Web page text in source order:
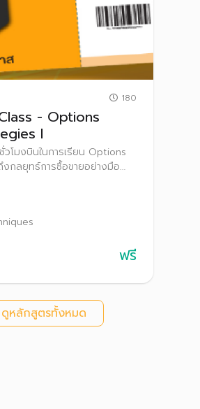
180
- Options
I
โมงบินในการเรียน Options
กลยุทธ์การซื้อขายอย่างมือ
อหาและวิทยากรคุณภาพ พร้อม
รจาก SET50 Options ได้มาก
ฟรี
ดูหลักสูตรทั้งหมด